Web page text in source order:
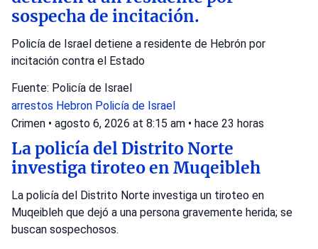
sospecha de incitación.
Policía de Israel detiene a residente de Hebrón por
incitación contra el Estado
Fuente: Policía de Israel
arrestos Hebron Policía de Israel
Crimen • agosto 6, 2026 at 8:15 am • hace 23 horas
La policía del Distrito Norte
investiga tiroteo en Muqeibleh
La policía del Distrito Norte investiga un tiroteo en
Muqeibleh que dejó a una persona gravemente herida; se
buscan sospechosos.